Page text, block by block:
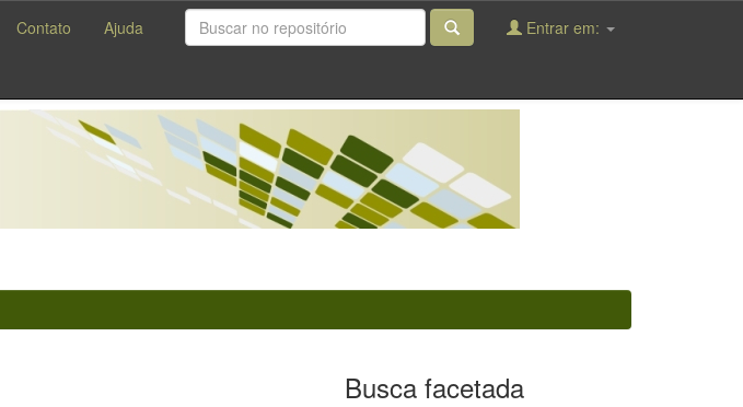
Contato Ajuda Entrar em:
Busca facetada